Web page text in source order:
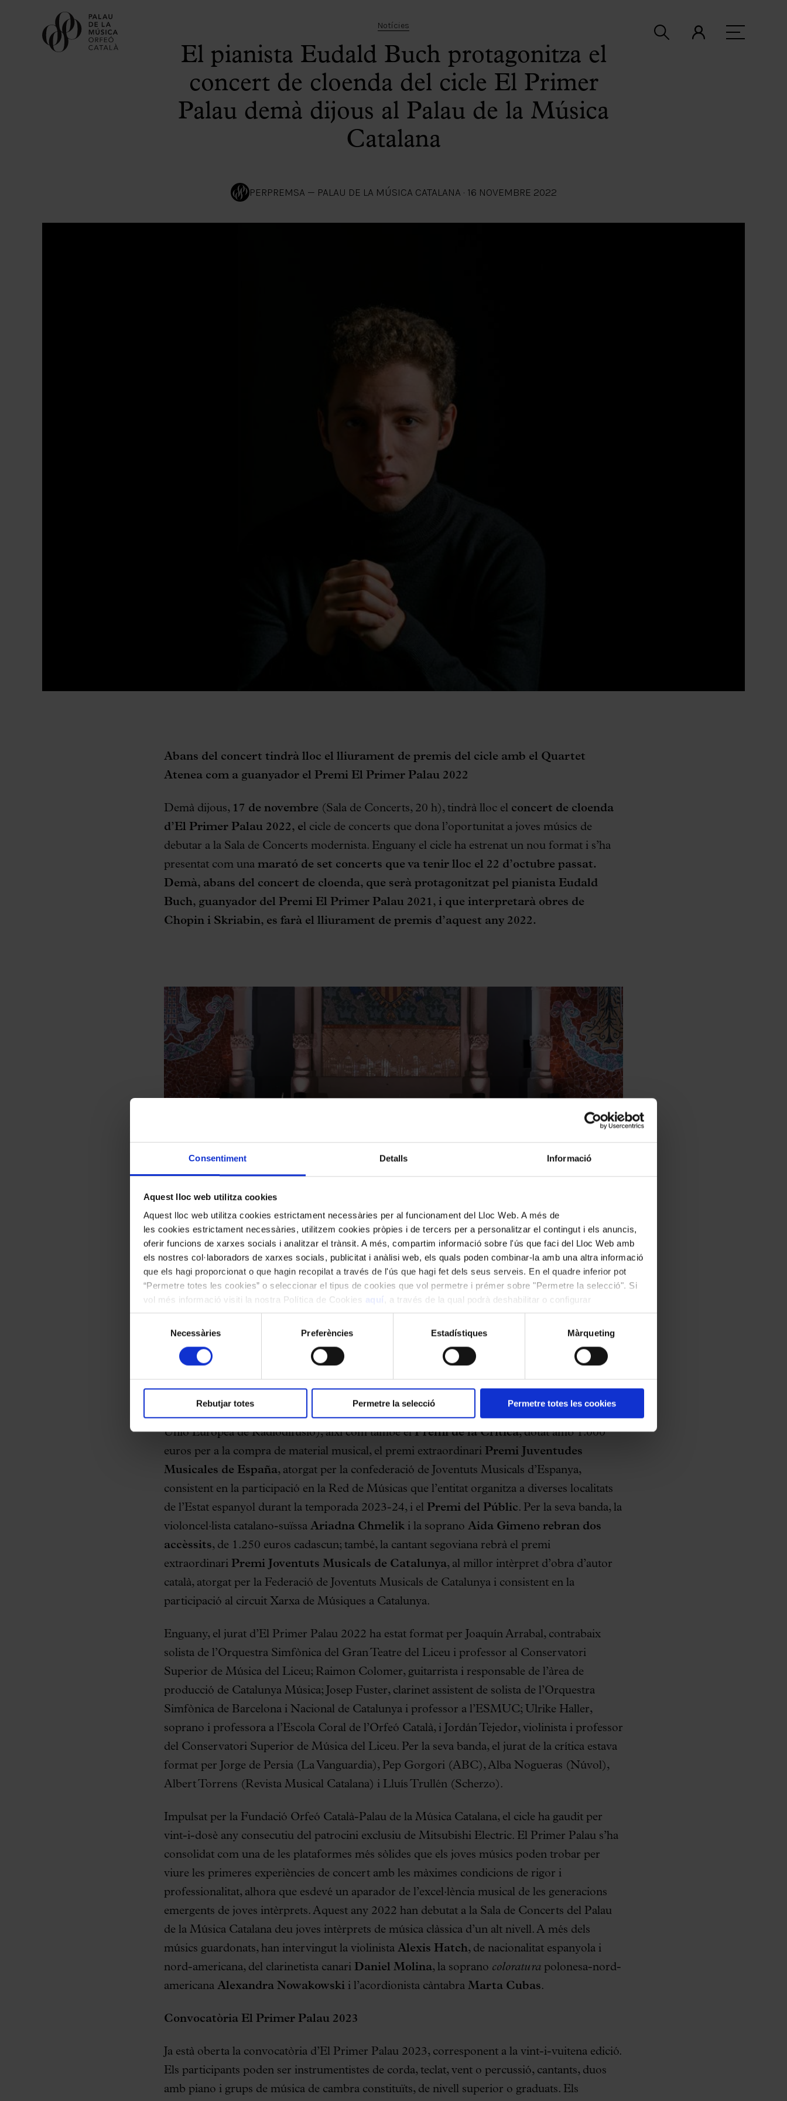
Consentiment Detalls Informació
Aquest lloc web utilitza cookies
Aquest lloc web utilitza cookies estrictament necessàries per al funcionament del Lloc Web. A més de
les cookies estrictament necessàries, utilitzem cookies pròpies i de tercers per a personalitzar el contingut i els anuncis,
oferir funcions de xarxes socials i analitzar el trànsit. A més, compartim informació sobre l'ús que faci del Lloc Web amb
els nostres col·laboradors de xarxes socials, publicitat i anàlisi web, els quals poden combinar-la amb una altra informació
que els hagi proporcionat o que hagin recopilat a través de l'ús que hagi fet dels seus serveis. En el quadre inferior pot
“Permetre totes les cookies” o seleccionar el tipus de cookies que vol permetre i prémer sobre "Permetre la selecció". Si
vol més informació visiti la nostra Política de Cookies aquí
, a través de la qual podrà deshabilitar o configurar
les cookies en qualsevol moment.
consentiment
Necessàries Preferències Estadístiques Màrqueting
Rebutjar totes Permetre la selecció Permetre totes les cookies
Notícies
El pianista Eudald Buch protagonitza el
concert de cloenda del cicle El Primer
Palau demà dijous al Palau de la Música
Catalana
PERPREMSA — PALAU DE LA MÚSICA CATALANA · 16 NOVEMBRE 2022
Abans del concert tindrà lloc el lliurament de premis del cicle amb el Quartet
Atenea com a guanyador el Premi El Primer Palau 2022
Demà dijous, 17 de novembre (Sala de Concerts, 20 h), tindrà lloc el concert de cloenda
d’El Primer Palau 2022, el cicle de concerts que dona l’oportunitat a joves músics de
debutar a la Sala de Concerts modernista. Enguany el cicle ha estrenat un nou format i s’ha
presentat com una marató de set concerts que va tenir lloc el 22 d’octubre passat.
Demà, abans del concert de cloenda, que serà protagonitzat pel pianista Eudald
Buch, guanyador del Premi El Primer Palau 2021, i que interpretarà obres de
Chopin i Skriabin, es farà el lliurament de premis d’aquest any 2022.
El Quartet Atenea format pels catalans Gil Sisquella i Jaume Angelés, violins, i Bernat
2022, dotat amb 5.000 euros oferts per Mitsubishi Electric Europe B. V. Sucursal Espanya,
patrocinador del cicle de concerts des de fa vint-i-dos anys. El Quartet Atenea també rebrà el
Premi Catalunya Música, atorgat per l’emissora nacional de Catalunya, consistent en
promoció nacional i internacional a través dels seus canals (emissores de ràdio i xarxa de la
Unió Europea de Radiodifusió), així com també elPremi de la Crítica, dotat amb 1.000
euros per a la compra de material musical, el premi extraordinari Premi Juventudes
Musicales de España, atorgat per la confederació de Joventuts Musicals d’Espanya,
consistent en la participació en la Red de Músicas que l’entitat organitza a diverses localitats
de l’Estat espanyol durant la temporada 2023-24, i el Premi del Públic. Per la seva banda, la
violoncel·lista catalano-suïssa Ariadna Chmelik i la soprano Aida Gimeno rebran dos
accèssits, de 1.250 euros cadascun; també, la cantant segoviana rebrà el premi
extraordinari Premi Joventuts Musicals de Catalunya, al millor intèrpret d’obra d’autor
català, atorgat per la Federació de Joventuts Musicals de Catalunya i consistent en la
participació al circuit Xarxa de Músiques a Catalunya.
Enguany, el jurat d’El Primer Palau 2022 ha estat format per Joaquín Arrabal, contrabaix
solista de l’Orquestra Simfònica del Gran Teatre del Liceu i professor al Conservatori
Superior de Música del Liceu; Raimon Colomer, guitarrista i responsable de l’àrea de
producció de Catalunya Música; Josep Fuster, clarinet assistent de solista de l’Orquestra
Simfònica de Barcelona i Nacional de Catalunya i professor a l’ESMUC; Ulrike Haller,
soprano i professora a l’Escola Coral de l’Orfeó Català, i Jordán Tejedor, violinista i professor
del Conservatori Superior de Música del Liceu. Per la seva banda, el jurat de la crítica estava
format per Jorge de Persia (La Vanguardia), Pep Gorgori (ABC), Alba Nogueras (Núvol),
Albert Torrens (Revista Musical Catalana) i Lluís Trullén (Scherzo).
Impulsat per la Fundació Orfeó Català-Palau de la Música Catalana, el cicle ha gaudit per
vint-i-dosè any consecutiu del patrocini exclusiu de Mitsubishi Electric. El Primer Palau s’ha
consolidat com una de les plataformes més sòlides que els joves músics poden trobar per
viure les primeres experiències de concert amb les màximes condicions de rigor i
professionalitat, alhora que esdevé un aparador de l’excel·lència musical de les generacions
emergents de joves intèrprets. Aquest any 2022 han debutat a la Sala de Concerts del Palau
de la Música Catalana deu joves intèrprets de música clàssica d’un alt nivell. A més dels
músics guardonats, han intervingut la violinista Alexis Hatch, de nacionalitat espanyola i
nord-americana, del clarinetista canari Daniel Molina, la soprano coloratura polonesa-nord-
americana Alexandra Nowakowski i l’acordionista càntabra Marta Cubas.
Convocatòria El Primer Palau 2023
Ja està oberta la convocatòria d’El Primer Palau 2023, corresponent a la vint-i-vuitena edició.
Els participants poden ser instrumentistes de corda, teclat, vent o percussió, cantants, duos
amb piano i grups de música de cambra constituïts, de nivell superior o graduats. Els